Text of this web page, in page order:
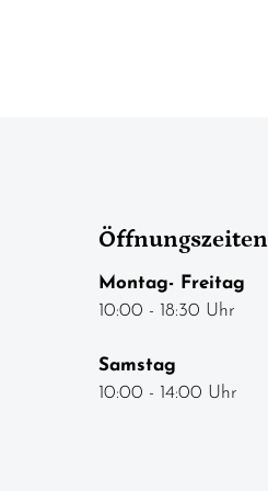
Öffnungszeiten
Montag- Freitag
10:00 - 18:30 Uhr
Samstag
10:00 - 14:00 Uhr